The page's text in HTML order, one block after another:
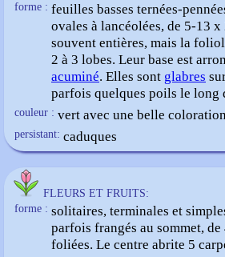
forme : feuilles basses ternées-
ovales à lancéolées, de 5-13
souvent entières, mais la
2 à 3 lobes. Leur base est
acuminé. Elles sont glabres
parfois quelques poils le long
couleur : vert avec une belle
persistant: caduques
FLEURS ET FRUITS:
forme : solitaires, terminales et
parfois frangés au sommet, de
foliées. Le centre abrite 5